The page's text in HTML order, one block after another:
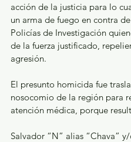
acción de la justicia para lo
un arma de fuego en contra
Policías de Investigación
de la fuerza justificado,
agresión.
El presunto homicida fue
nosocomio de la región para
atención médica, porque
Salvador “N” alias “Chava”